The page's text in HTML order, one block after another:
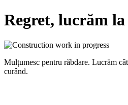
Regret, lucrăm la
Mulțumesc pentru răbdare. Lucrăm
curând.